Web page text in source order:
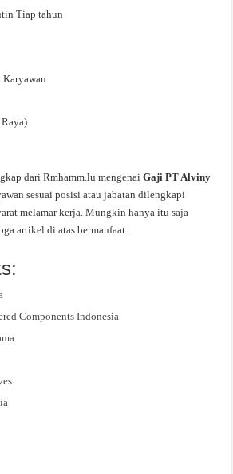
Tiap tahun
dari Rmhamm.lu mengenaiGaji PT Alviny
sesuai posisi atau jabatan dilengkapi
melamar kerja. Mungkin hanya itu saja
artikel di atas bermanfaat.
Components Indonesia